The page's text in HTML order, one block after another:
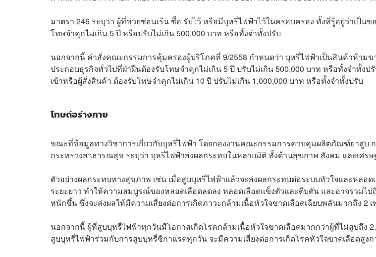
มาตรา 246 ระบุว่า ผู้ที่ช่วยซ่อนเร้น ซื้อ รับไว้ หรือมีบุหรี่ไฟฟ้าไว้ในครอบครอง ทั้งที่รู้อยู่ว่าเป็นข
โทษจำคุกไม่เกิน 5 ปี หรือปรับไม่เกิน 500,000 บาท หรือทั้งจำทั้งปรับ
นอกจากนี้ คำสั่งคณะกรรมการคุ้มครองผู้บริโภคที่ 9/2558 กำหนดว่า บุหรี่ไฟฟ้าเป็นสินค้าห้ามข
ประกอบธุรกิจทั่วไปที่ฝ่าฝืนต้องรับโทษจำคุกไม่เกิน 5 ปี ปรับไม่เกิน 500,000 บาท หรือทั้งจำทั้งป
เข้าหรือผู้สั่งสินค้า ต้องรับโทษจำคุกไม่เกิน 10 ปี ปรับไม่เกิน 1,000,000 บาท หรือทั้งจำทั้งปรับ
โทษต่อร่างกาย
ขณะที่ข้อมูลทางวิชาการเกี่ยวกับบุหรี่ไฟฟ้า โดยกองงานคณะกรรมการควบคุมผลิตภัณฑ์ยาสูบ
กระทรวงสาธารณสุข ระบุว่า บุหรี่ไฟฟ้าส่งผลกระทบในหลายมิติ ทั้งด้านสุขภาพ สังคม และเศรษ
ตัวอย่างผลกระทบทางสุขภาพ เช่น เมื่อสูบบุหรี่ไฟฟ้าแล้วจะส่งผลกระทบต่อระบบหัวใจและหลอด
ระยะยาว ทำให้ความสมบูรณ์ของหลอดเลือดลดลง หลอดเลือดแข็งตัวและตีบตัน และอาจรวมไป
หนักขึ้น ซึ่งจะส่งผลให้มีความเสี่ยงต่อการเกิดภาวะกล้ามเนื้อหัวใจขาดเลือดเฉียบพลันมากถึง 2 เ
นอกจากนี้ ผู้ที่สูบบุหรี่ไฟฟ้าทุกวันมีโอกาสเกิดโรคกล้ามเนื้อหัวใจขาดเลือดมากกว่าผู้ที่ไม่สูบถึง
สูบบุหรี่ไฟฟ้าร่วมกับการสูบบุหรี่ซิกาแรตทุกวัน จะมีความเสี่ยงต่อการเกิดโรคหัวใจขาดเลือดสูงก